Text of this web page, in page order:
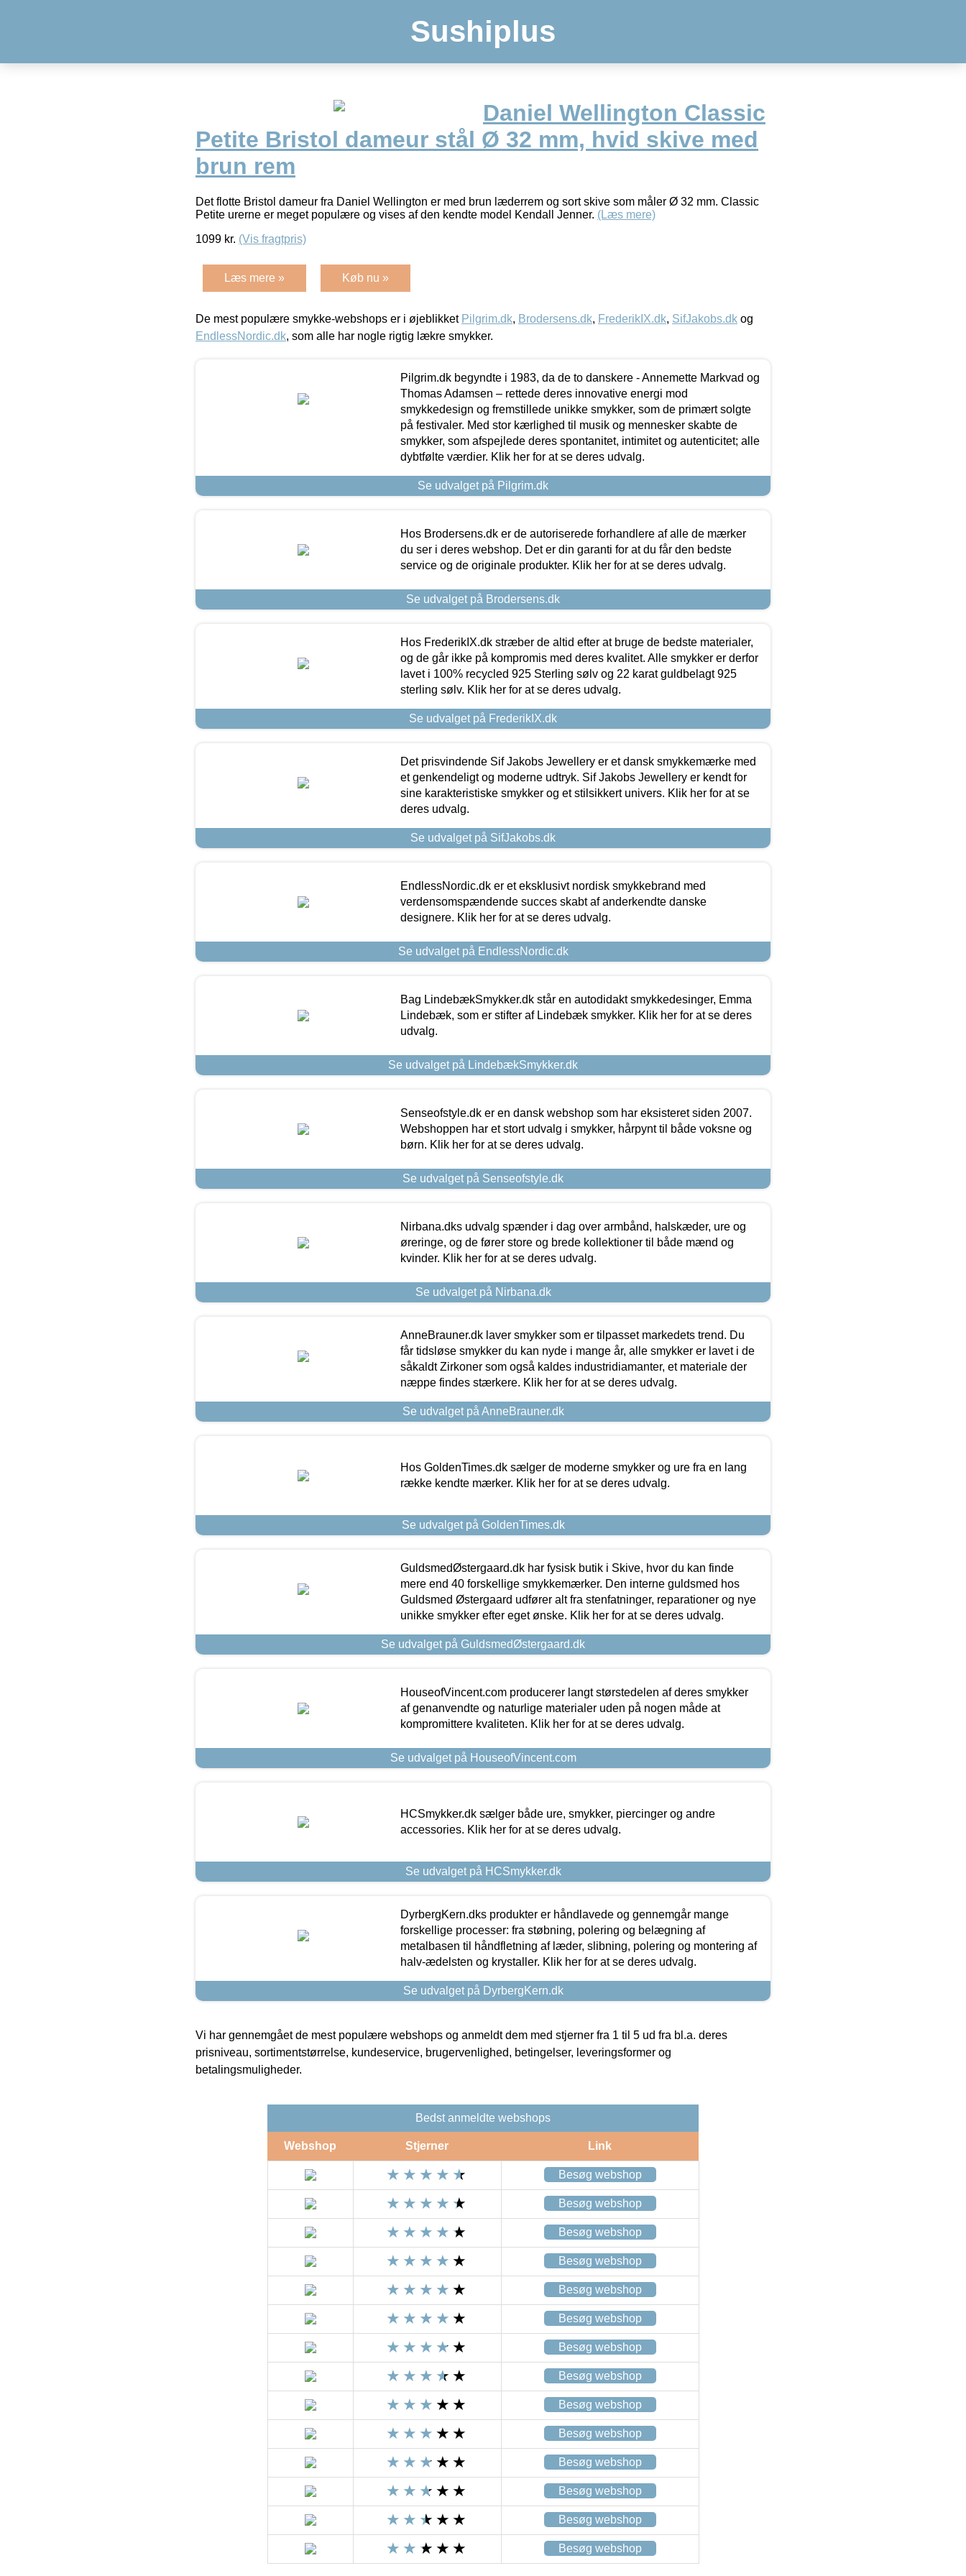
Sushiplus
Daniel Wellington Classic
Petite Bristol dameur stål Ø 32 mm, hvid skive med
brun rem
Det flotte Bristol dameur fra Daniel Wellington er med brun læderrem og sort skive som måler Ø 32 mm. Classic
Petite urerne er meget populære og vises af den kendte model Kendall Jenner. (Læs mere)
1099 kr. (Vis fragtpris)
Læs mere » Køb nu »
De mest populære smykke-webshops er i øjeblikket Pilgrim.dk, Brodersens.dk, FrederikIX.dk, SifJakobs.dk og
EndlessNordic.dk, som alle har nogle rigtig lækre smykker.
Pilgrim.dk begyndte i 1983, da de to danskere - Annemette Markvad og
Thomas Adamsen – rettede deres innovative energi mod
smykkedesign og fremstillede unikke smykker, som de primært solgte
på festivaler. Med stor kærlighed til musik og mennesker skabte de
smykker, som afspejlede deres spontanitet, intimitet og autenticitet; alle
dybtfølte værdier. Klik her for at se deres udvalg.
Se udvalget på Pilgrim.dk
Hos Brodersens.dk er de autoriserede forhandlere af alle de mærker
du ser i deres webshop. Det er din garanti for at du får den bedste
service og de originale produkter. Klik her for at se deres udvalg.
Se udvalget på Brodersens.dk
Hos FrederikIX.dk stræber de altid efter at bruge de bedste materialer,
og de går ikke på kompromis med deres kvalitet. Alle smykker er derfor
lavet i 100% recycled 925 Sterling sølv og 22 karat guldbelagt 925
sterling sølv. Klik her for at se deres udvalg.
Se udvalget på FrederikIX.dk
Det prisvindende Sif Jakobs Jewellery er et dansk smykkemærke med
et genkendeligt og moderne udtryk. Sif Jakobs Jewellery er kendt for
sine karakteristiske smykker og et stilsikkert univers. Klik her for at se
deres udvalg.
Se udvalget på SifJakobs.dk
EndlessNordic.dk er et eksklusivt nordisk smykkebrand med
verdensomspændende succes skabt af anderkendte danske
designere. Klik her for at se deres udvalg.
Se udvalget på EndlessNordic.dk
Bag LindebækSmykker.dk står en autodidakt smykkedesinger, Emma
Lindebæk, som er stifter af Lindebæk smykker. Klik her for at se deres
udvalg.
Se udvalget på LindebækSmykker.dk
Senseofstyle.dk er en dansk webshop som har eksisteret siden 2007.
Webshoppen har et stort udvalg i smykker, hårpynt til både voksne og
børn. Klik her for at se deres udvalg.
Se udvalget på Senseofstyle.dk
Nirbana.dks udvalg spænder i dag over armbånd, halskæder, ure og
øreringe, og de fører store og brede kollektioner til både mænd og
kvinder. Klik her for at se deres udvalg.
Se udvalget på Nirbana.dk
AnneBrauner.dk laver smykker som er tilpasset markedets trend. Du
får tidsløse smykker du kan nyde i mange år, alle smykker er lavet i de
såkaldt Zirkoner som også kaldes industridiamanter, et materiale der
næppe findes stærkere. Klik her for at se deres udvalg.
Se udvalget på AnneBrauner.dk
Hos GoldenTimes.dk sælger de moderne smykker og ure fra en lang
række kendte mærker. Klik her for at se deres udvalg.
Se udvalget på GoldenTimes.dk
GuldsmedØstergaard.dk har fysisk butik i Skive, hvor du kan finde
mere end 40 forskellige smykkemærker. Den interne guldsmed hos
Guldsmed Østergaard udfører alt fra stenfatninger, reparationer og nye
unikke smykker efter eget ønske. Klik her for at se deres udvalg.
Se udvalget på GuldsmedØstergaard.dk
HouseofVincent.com producerer langt størstedelen af deres smykker
af genanvendte og naturlige materialer uden på nogen måde at
kompromittere kvaliteten. Klik her for at se deres udvalg.
Se udvalget på HouseofVincent.com
HCSmykker.dk sælger både ure, smykker, piercinger og andre
accessories. Klik her for at se deres udvalg.
Se udvalget på HCSmykker.dk
DyrbergKern.dks produkter er håndlavede og gennemgår mange
forskellige processer: fra støbning, polering og belægning af
metalbasen til håndfletning af læder, slibning, polering og montering af
halv-ædelsten og krystaller. Klik her for at se deres udvalg.
Se udvalget på DyrbergKern.dk
Vi har gennemgået de mest populære webshops og anmeldt dem med stjerner fra 1 til 5 ud fra bl.a. deres
prisniveau, sortimentstørrelse, kundeservice, brugervenlighed, betingelser, leveringsformer og
betalingsmuligheder.
Bedst anmeldte webshops
Webshop Stjerner Link
Besøg webshop
Besøg webshop
Besøg webshop
Besøg webshop
Besøg webshop
Besøg webshop
Besøg webshop
Besøg webshop
Besøg webshop
Besøg webshop
Besøg webshop
Besøg webshop
Besøg webshop
Besøg webshop